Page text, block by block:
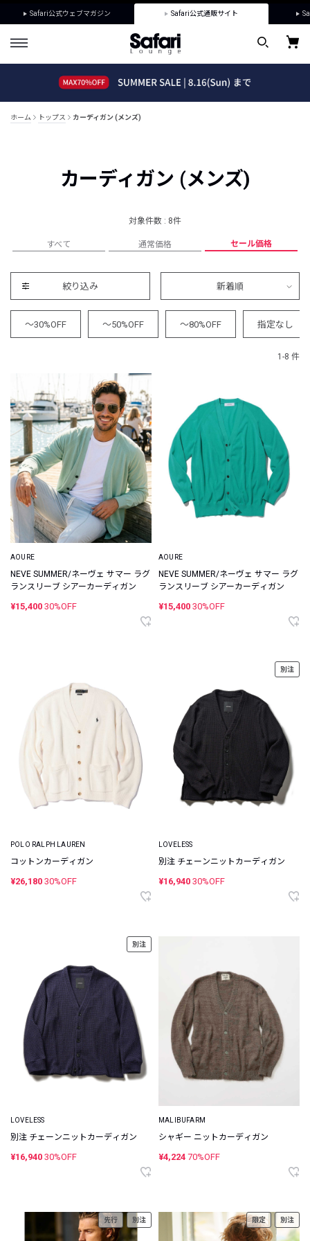
Safari公式ウェブマガジン Safari公式通販サイト
ホーム トップス カーディガン (メンズ)
カーディガン (メンズ)
対象件数 : 8件
すべて 通常価格 セール価格
絞り込み 新着順
～30%OFF ～50%OFF ～80%OFF 指定なし
1-8 件
AOURE
NEVE SUMMER/ネーヴェ サマー ラグ
ランスリーブ シアーカーディガン
¥15,400 30%OFF
AOURE
NEVE SUMMER/ネーヴェ サマー ラグ
ランスリーブ シアーカーディガン
¥15,400 30%OFF
POLO RALPH LAUREN
コットンカーディガン
¥26,180 30%OFF
別注
LOVELESS
別注 チェーンニットカーディガン
¥16,940 30%OFF
別注
LOVELESS
別注 チェーンニットカーディガン
¥16,940 30%OFF
MALIBUFARM
シャギー ニットカーディガン
¥4,224 70%OFF
先行 別注 限定 別注